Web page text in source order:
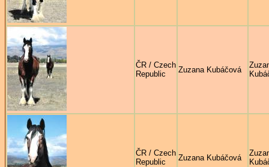
ČR / Czech
Republic
Zuzana Kubáčová
ČR / Czech
Republic
Zuzana Kubáčová